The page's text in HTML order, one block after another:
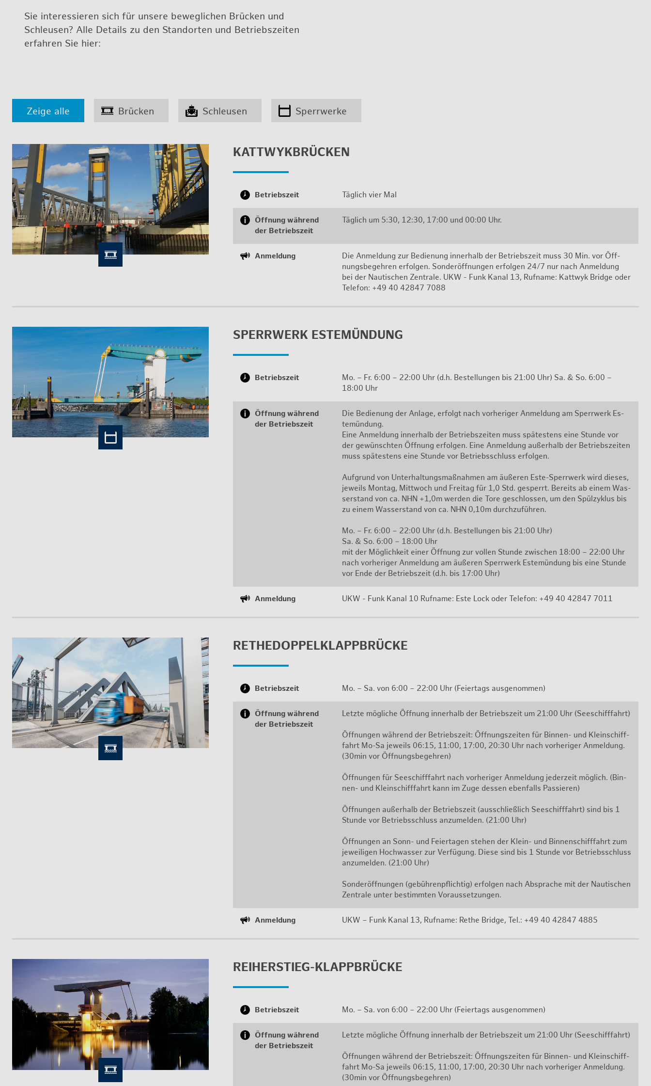
Sie in­ter­es­sie­ren sich für un­se­re be­weg­li­chen Brü­cken und
Schleu­sen? Alle De­tails zu den Stand­or­ten und Be­triebs­zei­ten
er­fah­ren Sie hier:
Zeige alle Brücken Schleusen Sperrwerke
KATT­WYK­BRÜ­CKEN
Be­triebs­zeit Täg­lich vier Mal
Öff­nung wäh­rend
der Be­triebs­zeit
Täg­lich um 5:30, 12:30, 17:00 und 00:00 Uhr.
An­mel­dung
Die An­mel­dung zur Be­die­nung in­ner­halb der Be­triebs­zeit muss 30 Min. vor Öff­
nungs­be­geh­ren er­fol­gen. Son­der­öff­nun­gen er­fol­gen 24/7 nur nach An­mel­dung
bei der Nau­ti­schen Zen­tra­le. UKW - Funk Kanal 13, Ruf­na­me: Kat­twyk Bridge oder
Te­le­fon: +49 40 42847 7088
SPERR­WERK ES­TE­MÜN­DUNG
Be­triebs­zeit
Mo. – Fr. 6:00 – 22:00 Uhr (d.h. Be­stel­lun­gen bis 21:00 Uhr) Sa. & So. 6:00 –
18:00 Uhr
Öff­nung wäh­rend
der Be­triebs­zeit
Die Be­die­nung der An­la­ge, er­folgt nach vor­he­ri­ger An­mel­dung am Sperr­werk Es­
te­mün­dung.
Eine An­mel­dung in­ner­halb der Be­triebs­zei­ten muss spä­tes­tens eine Stun­de vor
der ge­wünsch­ten Öff­nung er­fol­gen. Eine An­mel­dung au­ßer­halb der Be­triebs­zei­ten
muss spä­tes­tens eine Stun­de vor Be­triebs­schluss er­fol­gen.
Auf­grund von Un­ter­hal­tungs­maß­nah­men am äu­ße­ren Este-Sperr­werk wird die­ses,
je­weils Mon­tag, Mitt­woch und Frei­tag für 1,0 Std. ge­sperrt. Be­reits ab einem Was­
ser­stand von ca. NHN +1,0m wer­den die Tore ge­schlos­sen, um den Spül­zy­klus bis
zu einem Was­ser­stand von ca. NHN 0,10m durch­zu­füh­ren.
Mo. – Fr. 6:00 – 22:00 Uhr (d.h. Be­stel­lun­gen bis 21:00 Uhr)
Sa. & So. 6:00 – 18:00 Uhr
mit der Mög­lich­keit einer Öff­nung zur vol­len Stun­de zwi­schen 18:00 – 22:00 Uhr
nach vor­he­ri­ger An­mel­dung am äu­ße­ren Sperr­werk Es­te­mün­dung bis eine Stun­de
vor Ende der Be­triebs­zeit (d.h. bis 17:00 Uhr)
An­mel­dung UKW - Funk Kanal 10 Ruf­na­me: Este Lock oder Te­le­fon: +49 40 42847 7011
RE­THE­DOP­PEL­KLAPP­BRÜ­CKE
Be­triebs­zeit Mo. – Sa. von 6:00 – 22:00 Uhr (Fei­er­tags aus­ge­nom­men)
Öff­nung wäh­rend
der Be­triebs­zeit
Letz­te mög­li­che Öff­nung in­ner­halb der Be­triebs­zeit um 21:00 Uhr (See­schiff­fahrt)
Öff­nun­gen wäh­rend der Be­triebs­zeit: Öff­nungs­zei­ten für Bin­nen- und Klein­schiff­
fahrt Mo-Sa je­weils 06:15, 11:00, 17:00, 20:30 Uhr nach vor­he­ri­ger An­mel­dung.
(30min vor Öff­nungs­be­geh­ren)
Öff­nun­gen für See­schiff­fahrt nach vor­he­ri­ger An­mel­dung je­der­zeit mög­lich. (Bin­
nen- und Klein­schiff­fahrt kann im Zuge des­sen eben­falls Pas­sie­ren)
Öff­nun­gen au­ßer­halb der Be­triebs­zeit (aus­schließ­lich See­schiff­fahrt) sind bis 1
Stun­de vor Be­triebs­schluss an­zu­mel­den. (21:00 Uhr)
Öff­nun­gen an Sonn- und Fei­er­ta­gen ste­hen der Klein- und Bin­nen­schiff­fahrt zum
je­wei­li­gen Hoch­was­ser zur Ver­fü­gung. Diese sind bis 1 Stun­de vor Be­triebs­schluss
an­zu­mel­den. (21:00 Uhr)
Son­der­öff­nun­gen (ge­büh­ren­pflich­tig) er­fol­gen nach Ab­spra­che mit der Nau­ti­schen
Zen­tra­le unter be­stimm­ten Vor­aus­set­zun­gen.
An­mel­dung UKW – Funk Kanal 13, Ruf­na­me: Rethe Bridge, Tel.: +49 40 42847 4885
REI­HER­STIEG-KLAPP­BRÜ­CKE
Be­triebs­zeit Mo. – Sa. von 6:00 – 22:00 Uhr (Fei­er­tags aus­ge­nom­men)
Öff­nung wäh­rend
der Be­triebs­zeit
Letz­te mög­li­che Öff­nung in­ner­halb der Be­triebs­zeit um 21:00 Uhr (See­schiff­fahrt)
Öff­nun­gen wäh­rend der Be­triebs­zeit: Öff­nungs­zei­ten für Bin­nen- und Klein­schiff­
fahrt Mo-Sa je­weils 06:15, 11:00, 17:00, 20:30 Uhr nach vor­he­ri­ger An­mel­dung.
(30min vor Öff­nungs­be­geh­ren)